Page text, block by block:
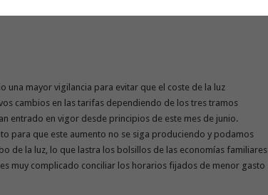
una mayor vigilancia para evitar que el coste de la luz
cambios en las tarifas dependiendo de los tres tramos
entrado en vigor desde principios de este mes de junio.
para que este aumento no se siga produciendo y podamos
de la luz, lo que lastra los bolsillos de las economías familiares
muy complicado conciliar los horarios fijados de menor gasto